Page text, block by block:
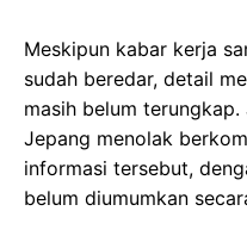
Meskipun kabar kerja
sudah beredar, detail
masih belum
Jepang menolak
informasi tersebut,
belum diumumkan